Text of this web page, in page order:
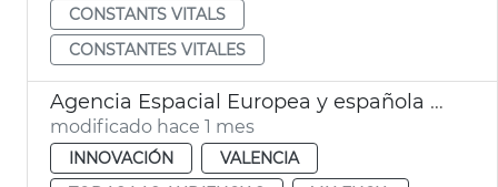
CONSTANTS VITALS
CONSTANTES VITALES
Agencia Espacial Europea y española seleccionan València para sistema de alerta de inundaciones
modificado hace 1 mes
INNOVACIÓN
VALENCIA